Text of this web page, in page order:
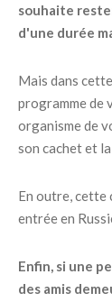
souhaite
d'une durée
Mais dans
programme de
organisme de
son cachet et
En outre, cette
entrée en
Enfin, si une
des amis